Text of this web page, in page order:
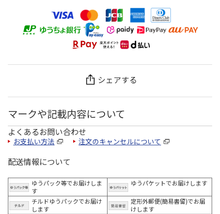
シェアする
マークや記載内容について
よくあるお問い合わせ
お支払い方法 注文のキャンセルについて
配送情報について
ゆうパック等でお届けしま
す
ゆうパケットでお届けします
チルドゆうパックでお届け
します
定形外郵便(簡易書留)でお届
けします